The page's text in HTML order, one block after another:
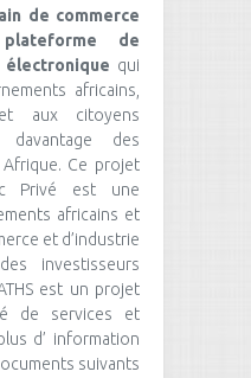
de commerce
plateforme de
électronique qui
africains,
aux citoyens
davantage des
Ce projet
Privé est une
africains et
et d’industrie
investisseurs
est un projet
de services et
d’ information
suivants